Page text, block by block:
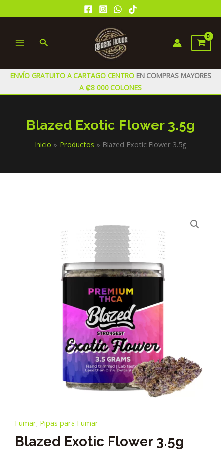
al
MENU
Buscar
ENVÍO GRATUITO A CARTAGO CENTRO EN COMPRAS MAYORES
A ₡8 000 COLONES
Blazed Exotic Flower 3.5g
Inicio Productos Blazed Exotic Flower 3.5g
Fumar, Pipas para Fumar
Blazed Exotic Flower 3.5g